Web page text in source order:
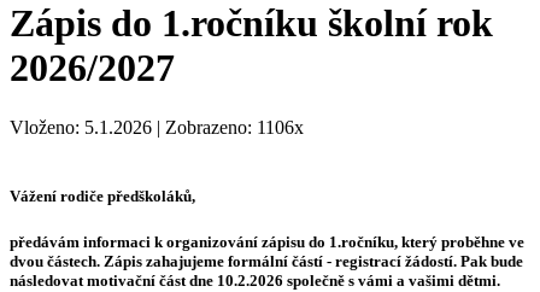
Zápis do 1.ročníku školní rok
2026/2027
Vloženo: 5.1.2026 | Zobrazeno: 1106x
Vážení rodiče předškoláků,
předávám informaci k organizování zápisu do 1.ročníku, který proběhne ve
dvou částech. Zápis zahajujeme formální částí - registrací žádostí. Pak bude
následovat motivační část dne 10.2.2026 společně s vámi a vašimi dětmi.